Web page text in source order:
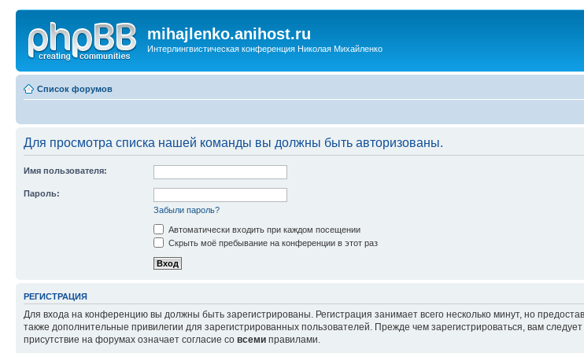
mihajlenko.anihost.ru
Интерлингвистическая конференция Николая Михайленко
Список форумов
Для просмотра списка нашей команды вы должны быть авторизованы.
Имя пользователя:
Пароль:
Забыли пароль?
Автоматически входить при каждом посещении
Скрыть моё пребывание на конференции в этот раз
РЕГИСТРАЦИЯ
Для входа на конференцию вы должны быть зарегистрированы. Регистрация занимает всего несколько минут, но
также дополнительные привилегии для зарегистрированных пользователей. Прежде чем зарегистрироваться, вам
присутствие на форумах означает согласие со всеми правилами.